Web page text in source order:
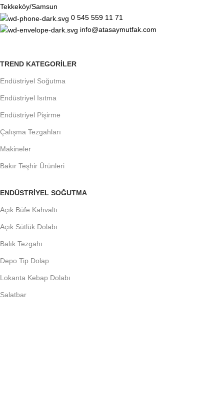
Tekkeköy/Samsun
0 545 559 11 71
info@atasaymutfak.com
TREND KATEGORILER
Endüstriyel Soğutma
Endüstriyel Isıtma
Endüstriyel Pişirme
Çalışma Tezgahları
Makineler
Bakır Teşhir Ürünleri
ENDÜSTRIYEL SOĞUTMA
Açık Büfe Kahvaltı
Açık Sütlük Dolabı
Balık Tezgahı
Depo Tip Dolap
Lokanta Kebap Dolabı
Salatbar